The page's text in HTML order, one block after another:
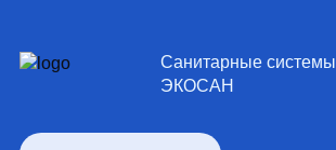
Санитарные системы
ЭКОСАН